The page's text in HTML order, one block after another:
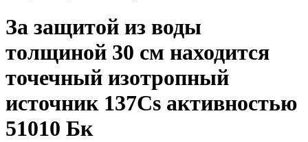
За защитой из воды
толщиной 30 см находится
точечный изотропный
источник 137Cs активностью
51010 Бк